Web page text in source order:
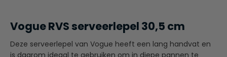
Vogue RVS serveerlepel 30,5 cm
Deze serveerlepel van Vogue heeft een lang handvat en